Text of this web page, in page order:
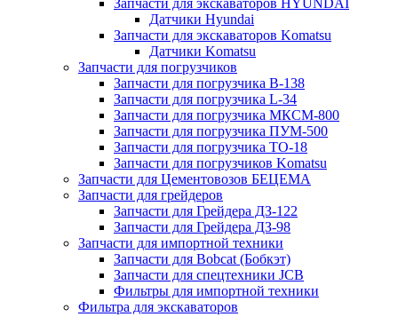
Запчасти для экскаваторов HYUNDAI
Датчики Hyundai
Запчасти для экскаваторов Komatsu
Датчики Komatsu
Запчасти для погрузчиков
Запчасти для погрузчика B-138
Запчасти для погрузчика L-34
Запчасти для погрузчика МКСМ-800
Запчасти для погрузчика ПУМ-500
Запчасти для погрузчика ТО-18
Запчасти для погрузчиков Komatsu
Запчасти для Цементовозов БЕЦЕМА
Запчасти для грейдеров
Запчасти для Грейдера ДЗ-122
Запчасти для Грейдера ДЗ-98
Запчасти для импортной техники
Запчасти для Bobcat (Бобкэт)
Запчасти для спецтехники JCB
Фильтры для импортной техники
Фильтра для экскаваторов